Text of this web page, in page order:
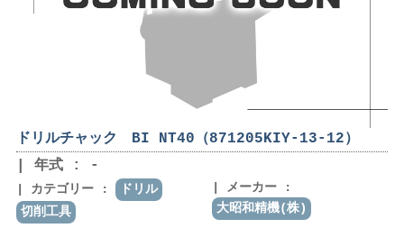
ドリルチャック BI NT40（871205KIY-13-12）
年式 : -
カテゴリー :
ドリル
切削工具
メーカー :
大昭和精機(株)